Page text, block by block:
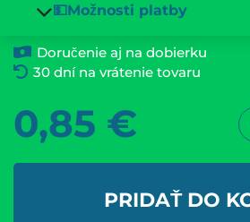
💵Možnosti platby
Doručenie aj na dobierku
30 dní na vrátenie tovaru
0,85 €
PRIDAŤ DO